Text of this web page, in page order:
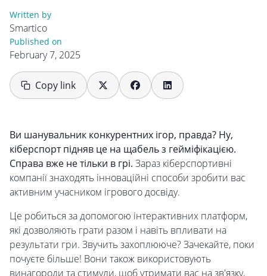
Written by
Smartico
Published on
February 7, 2025
Copy link
Ви шанувальник конкурентних ігор, правда? Ну,
кіберспорт підняв це на щабель з гейміфікацією.
Справа вже не тільки в грі. Зараз кіберспортивні
компанії знаходять інноваційні способи зробити вас
активним учасником ігрового досвіду.
Це робиться за допомогою інтерактивних платформ,
які дозволяють грати разом і навіть впливати на
результати гри. Звучить захоплююче? Зачекайте, поки
почуєте більше! Вони також використовують
винагороди та стимули, щоб утримати вас на зв'язку,